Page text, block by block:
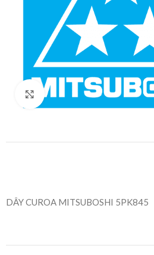
Click to enlarge
DÂY CUROA MITSUBOSHI 5PK845